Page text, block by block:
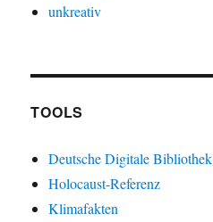
unkreativ
TOOLS
Deutsche Digitale Bibliothek
Holocaust-Referenz
Klimafakten